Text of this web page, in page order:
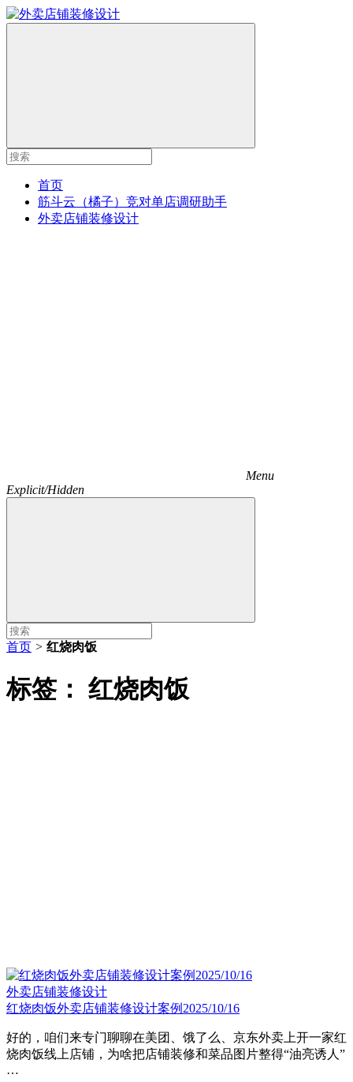
首页
筋斗云（橘子）竞对单店调研助手
外卖店铺装修设计
Menu
Explicit/Hidden
首页 > 红烧肉饭
标签： 红烧肉饭
外卖店铺装修设计
红烧肉饭外卖店铺装修设计案例2025/10/16
好的，咱们来专门聊聊在美团、饿了么、京东外卖上开一家红
烧肉饭线上店铺，为啥把店铺装修和菜品图片整得“油亮诱人”
…